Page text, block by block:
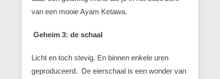
van een mooie Ayam Ketawa.
Geheim 3: de schaal
Licht en toch stevig. En binnen enkele uren
geproduceerd. De eierschaal is een wonder van